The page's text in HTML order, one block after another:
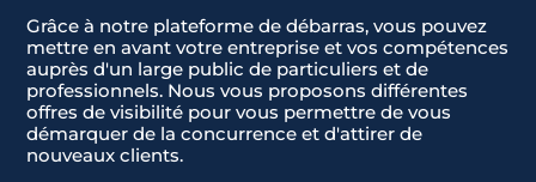
Grâce à notre plateforme de débarras, vous pouvez
mettre en avant votre entreprise et vos compétences
auprès d'un large public de particuliers et de
professionnels. Nous vous proposons différentes
offres de visibilité pour vous permettre de vous
démarquer de la concurrence et d'attirer de
nouveaux clients.